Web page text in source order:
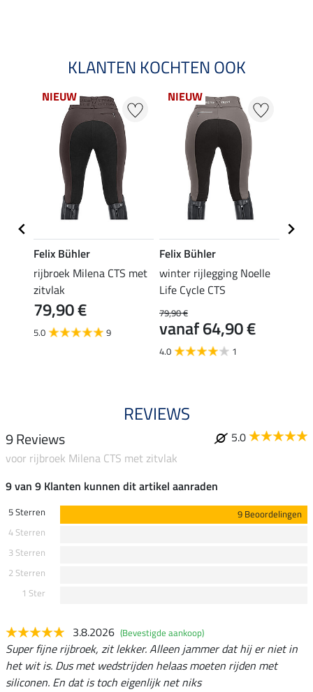
KLANTEN KOCHTEN OOK
NIEUW
Felix Bühler
rijbroek Milena CTS met
zitvlak
79,90 €
5.0 9
NIEUW
Felix Bühler
winter rijlegging Noelle
Life Cycle CTS
79,90 €
vanaf 64,90 €
4.0 1
REVIEWS
9 Reviews
5.0
voor rijbroek Milena CTS met zitvlak
9 van 9 Klanten kunnen dit artikel aanraden
5 Sterren
9 Beoordelingen
4 Sterren
3 Sterren
2 Sterren
1 Ster
3.8.2026 (Bevestigde aankoop)
Super fijne rijbroek, zit lekker. Alleen jammer dat hij er niet in
het wit is. Dus met wedstrijden helaas moeten rijden met
siliconen. En dat is toch eigenlijk net niks